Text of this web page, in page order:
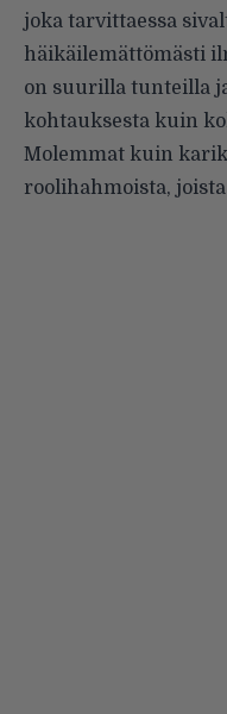
joka tarvittaessa
häikäilemättömästi
on suurilla tunteilla
kohtauksesta kuin
Molemmat kuin
roolihahmoista,